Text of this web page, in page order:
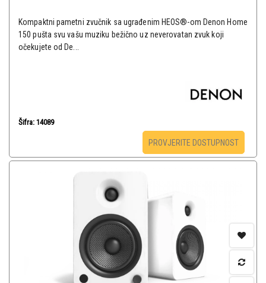
Kompaktni pametni zvučnik sa ugrađenim HEOS®-om Denon Home
150 pušta svu vašu muziku bežično uz neverovatan zvuk koji
očekujete od De...
Šifra: 14089
PROVJERITE DOSTUPNOST